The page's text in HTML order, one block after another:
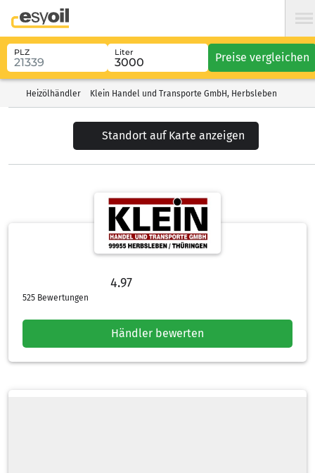
PLZ Liter Preise vergleichen
Heizölhändler Klein Handel und Transporte GmbH, Herbsleben
Standort auf Karte anzeigen
4.97
4.97 von 5 Sternen
525 Bewertungen
Händler bewerten